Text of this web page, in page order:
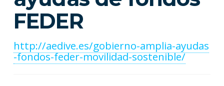
FEDER
http://aedive.es/gobierno-amplia-ayudas
-fondos-feder-movilidad-sostenible/